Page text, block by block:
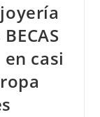
en casi